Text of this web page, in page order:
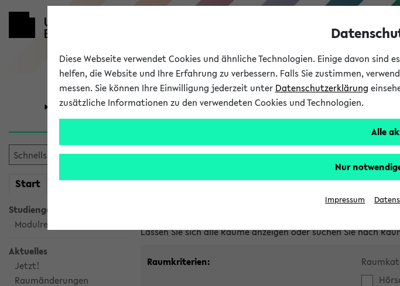
Universität Forschung Studium
Start meineKVV
Studiengangsauswahl
Modulrecherche
Aktuelles
Jetzt!
Raumänderungen
Im eKVV verwaltete Räume
Lassen Sie sich alle Räume anzeigen oder suchen Sie nach
Raumkriterien:
Diese Webseite verwendet Cookies und ähnliche Technologien. Einige davon
helfen, die Website und Ihre Erfahrung zu verbessern. Falls Sie zustimmen,
messen. Sie können Ihre Einwilligung jederzeit unter Datenschutzerklärung
zusätzliche Informationen zu den verwendeten Cookies und Technologien.
Alle
Nur
Impressum